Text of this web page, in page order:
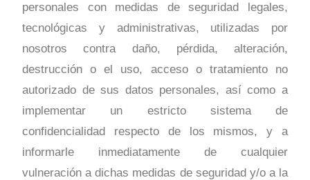
personales con medidas de seguridad legales,
tecnológicas y administrativas, utilizadas por
nosotros contra daño, pérdida, alteración,
destrucción o el uso, acceso o tratamiento no
autorizado de sus datos personales, así como a
implementar un estricto sistema de
confidencialidad respecto de los mismos, y a
informarle inmediatamente de cualquier
vulneración a dichas medidas de seguridad y/o a la